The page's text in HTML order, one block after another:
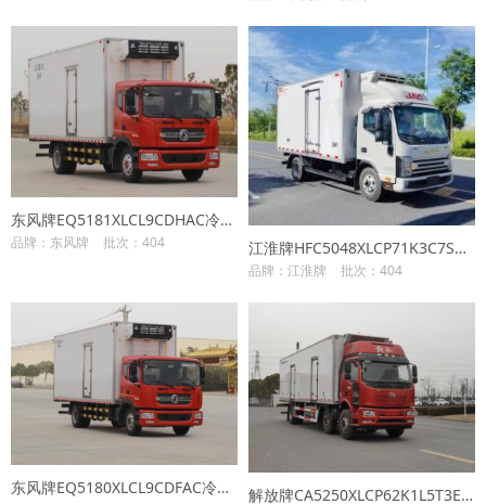
东风牌EQ5181XLCL9CDHAC冷藏车
品牌：东风牌 批次：404 江淮牌HFC5048XLCP71K3C7S冷藏车
品牌：江淮牌 批次：404
东风牌EQ5180XLCL9CDFAC冷藏车 解放牌CA5250XLCP62K1L5T3E6冷藏车